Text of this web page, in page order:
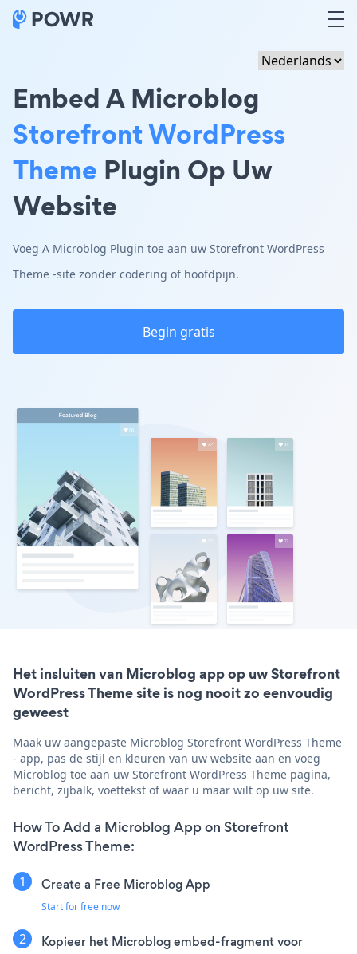
Embed A Microblog
Storefront WordPress
Theme Plugin Op Uw
Website
Voeg A Microblog Plugin toe aan uw Storefront WordPress
Theme -site zonder codering of hoofdpijn.
Begin gratis
Het insluiten van Microblog app op uw Storefront
WordPress Theme site is nog nooit zo eenvoudig
geweest
Maak uw aangepaste Microblog Storefront WordPress Theme
- app, pas de stijl en kleuren van uw website aan en voeg
Microblog toe aan uw Storefront WordPress Theme pagina,
bericht, zijbalk, voettekst of waar u maar wilt op uw site.
How To Add a Microblog App on Storefront
WordPress Theme:
Create a Free Microblog App
Start for free now
Kopieer het Microblog embed-fragment voor